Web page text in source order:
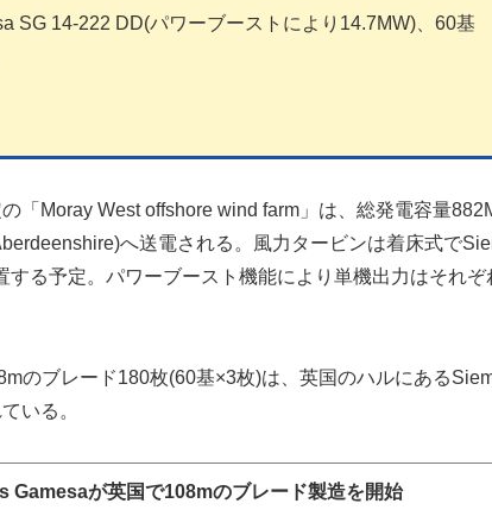
SG 14-222 DD(パワーブーストにより14.7MW)、60基
「Moray West offshore wind farm」は、総発電容量
へ送電される。風力タービンは着床式で
る予定。パワーブースト機能により単機出力はそれぞ
のブレード180枚(60基×3枚)は、英国のハルにある
いる。
Gamesaが英国で108mのブレード製造を開始